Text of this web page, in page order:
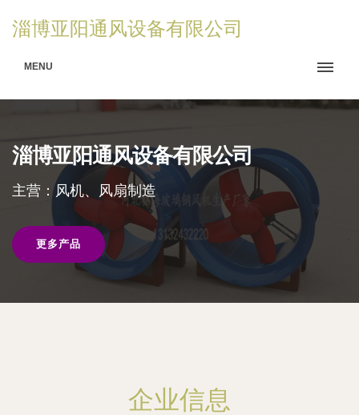
淄博亚阳通风设备有限公司
MENU
淄博亚阳通风设备有限公司
主营：风机、风扇制造
更多产品
企业信息